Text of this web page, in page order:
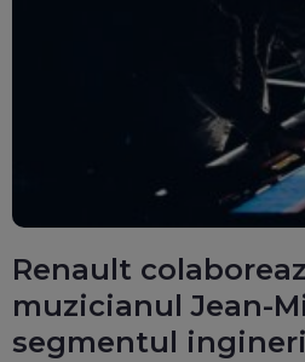
Renault
muzicianul Jean-
segmentul